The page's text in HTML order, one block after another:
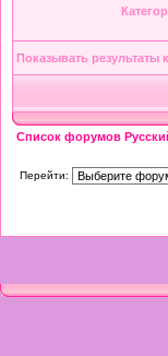
Показывать результаты
Список форумов
Перейти: